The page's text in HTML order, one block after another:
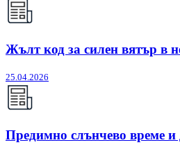
Жълт код за силен вятър в
25.04.2026
Предимно слънчево време и